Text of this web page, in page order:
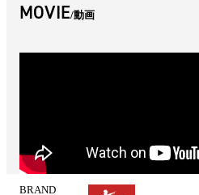
MOVIE 動画
BRAND